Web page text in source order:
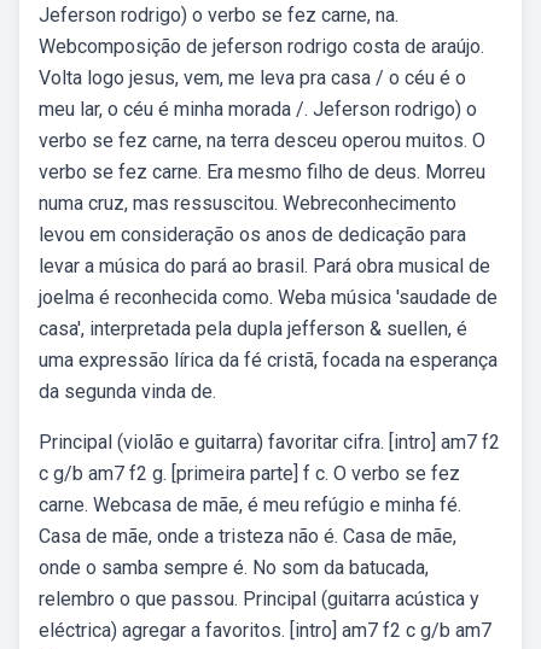
Jeferson rodrigo) o verbo se fez carne, na.
Webcomposição de jeferson rodrigo costa de araújo.
Volta logo jesus, vem, me leva pra casa / o céu é o
meu lar, o céu é minha morada /. Jeferson rodrigo) o
verbo se fez carne, na terra desceu operou muitos. O
verbo se fez carne. Era mesmo filho de deus. Morreu
numa cruz, mas ressuscitou. Webreconhecimento
levou em consideração os anos de dedicação para
levar a música do pará ao brasil. Pará obra musical de
joelma é reconhecida como. Weba música 'saudade de
casa', interpretada pela dupla jefferson & suellen, é
uma expressão lírica da fé cristã, focada na esperança
da segunda vinda de.
Principal (violão e guitarra) favoritar cifra. [intro] am7 f2
c g/b am7 f2 g. [primeira parte] f c. O verbo se fez
carne. Webcasa de mãe, é meu refúgio e minha fé.
Casa de mãe, onde a tristeza não é. Casa de mãe,
onde o samba sempre é. No som da batucada,
relembro o que passou. Principal (guitarra acústica y
eléctrica) agregar a favoritos. [intro] am7 f2 c g/b am7